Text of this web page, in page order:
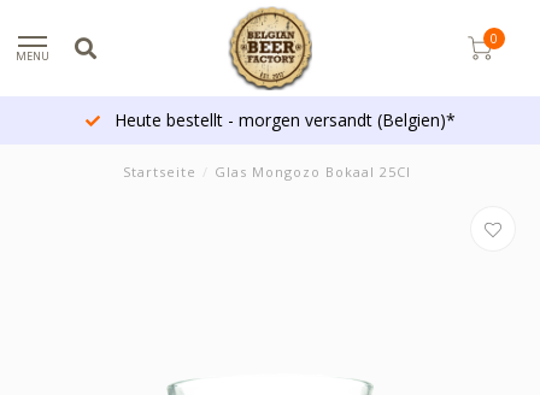
MENU
0
Heute bestellt - morgen versandt (Belgien)*
Startseite / Glas Mongozo Bokaal 25Cl